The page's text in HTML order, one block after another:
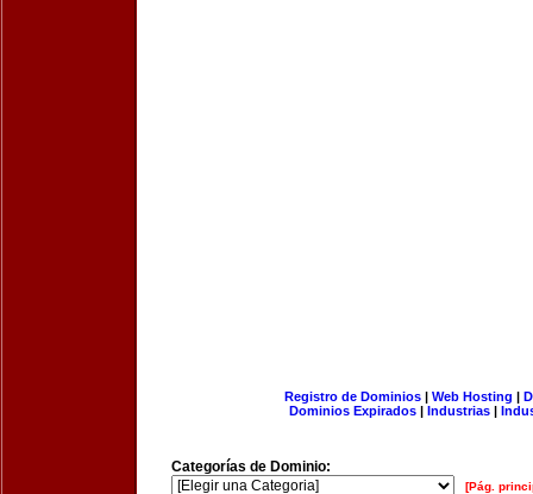
Registro de Dominios| Web Hosting |
Dominios Expirados | Industrias |
Categorías de Dominio:
[Pág.